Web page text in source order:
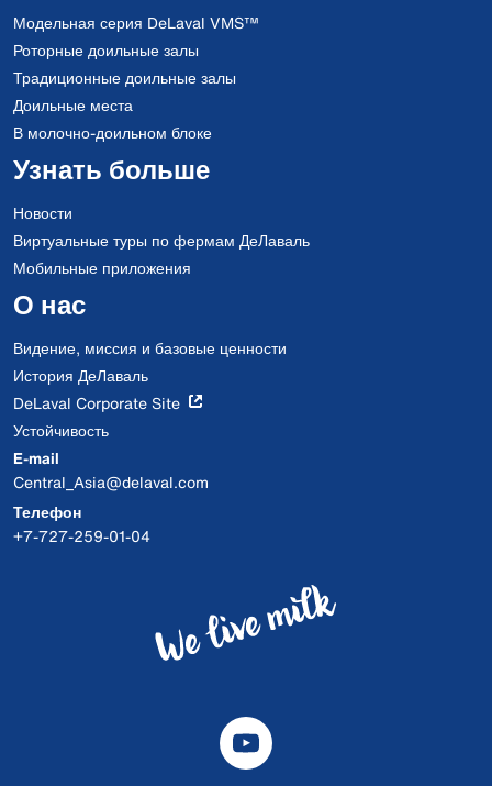
Модельная серия DeLaval VMS™
Роторные доильные залы
Традиционные доильные залы
Доильные места
В молочно-доильном блоке
Узнать больше
Новости
Виртуальные туры по фермам ДеЛаваль
Мобильные приложения
О нас
Видение, миссия и базовые ценности
История ДеЛаваль
DeLaval Corporate Site
Устойчивость
E-mail
Central_Asia@delaval.com
Телефон
+7-727-259-01-04